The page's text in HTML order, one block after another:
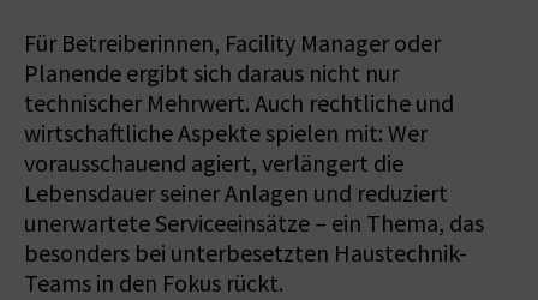
Für Betreiberinnen, Facility Manager oder
Planende ergibt sich daraus nicht nur
technischer Mehrwert. Auch rechtliche und
wirtschaftliche Aspekte spielen mit: Wer
vorausschauend agiert, verlängert die
Lebensdauer seiner Anlagen und reduziert
unerwartete Serviceeinsätze – ein Thema, das
besonders bei unterbesetzten Haustechnik-
Teams in den Fokus rückt.